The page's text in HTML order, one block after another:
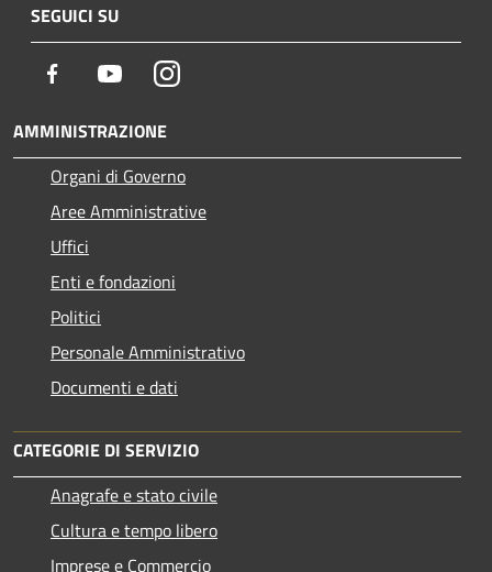
SEGUICI SU
Facebook YoutubeInstagram
AMMINISTRAZIONE
Organi di Governo
Aree Amministrative
Uffici
Enti e fondazioni
Politici
Personale Amministrativo
Documenti e dati
CATEGORIE DI SERVIZIO
Anagrafe e stato civile
Cultura e tempo libero
Imprese e Commercio